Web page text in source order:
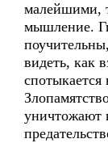
малейшими,
мышление.
видеть, как
уничтожают